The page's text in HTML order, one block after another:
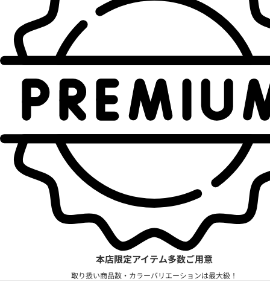
本店限定アイテム多数ご用意
取り扱い商品数・カラーバリエーションは最大級！